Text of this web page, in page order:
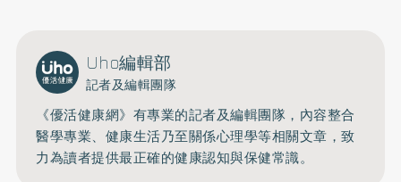
Uho編輯部
記者及編輯團隊
《優活健康網》有專業的記者及編輯團隊，內容整合
醫學專業、健康生活乃至關係心理學等相關文章，致
力為讀者提供最正確的健康認知與保健常識。